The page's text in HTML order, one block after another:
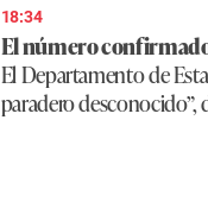
18:34
El número
El Departamento de
paradero desconocido”,